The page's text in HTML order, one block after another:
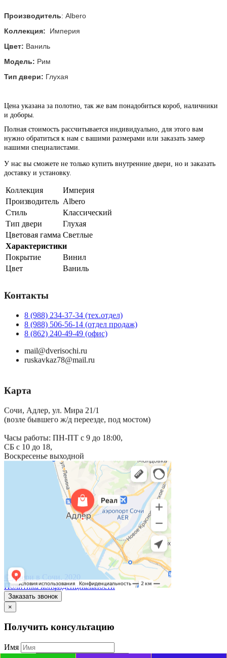
Производитель: Albero
Коллекция: Империя
Цвет: Ваниль
Модель: Рим
Тип двери: Глухая
Цена указана за полотно, так же вам понадобиться короб, наличники
и доборы.
Полная стоимость рассчитывается индивидуально, для этого вам
нужно обратиться к нам с вашими размерами или заказать замер
нашими специалистами.
У нас вы сможете не только купить внутренние двери, но и заказать
доставку и установку.
Коллекция
Империя
Производитель Albero
Стиль
Классический
Тип двери
Глухая
Цветовая гамма Светлые
Характеристики
Покрытие
Винил
Цвет
Ваниль
Контакты
8 (988) 234-37-34 (тех.отдел)
8 (988) 506-56-14 (отдел продаж)
8 (862) 240-49-49 (офис)
mail@dverisochi.ru
ruskavkaz78@mail.ru
Карта
Сочи, Адлер, ул. Мира 21/1
(возле бывшего ж/д переезде, под мостом)
Часы работы: ПН-ПТ с 9 до 18:00,
СБ с 10 до 18,
Воскресенье выходной
© Двери в Сочи, 2020
Политика конфиденциальности
Заказать звонок
×
Получить консультацию
Имя